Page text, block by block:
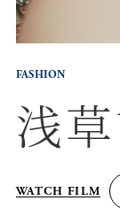
FASHION
浅
WATCH FILM